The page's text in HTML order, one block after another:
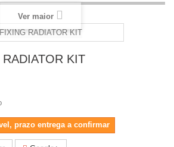
Ver maior
KIT
prazo entrega a confirmar